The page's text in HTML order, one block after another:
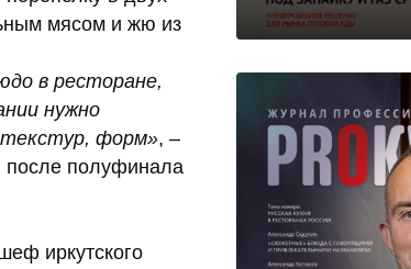
мясом и жю из
в ресторане,
нужно
форм», –
после полуфинала
иркутского